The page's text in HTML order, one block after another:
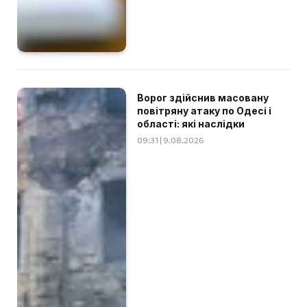
Ворог здійснив масовану
повітряну атаку по Одесі і
області: які наслідки
09:31 | 9.08.2026